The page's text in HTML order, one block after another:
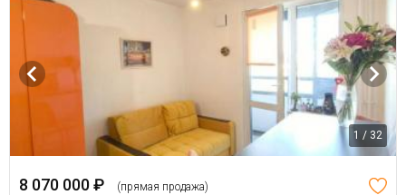
1 / 32
8 070 000 ₽ (прямая продажа)